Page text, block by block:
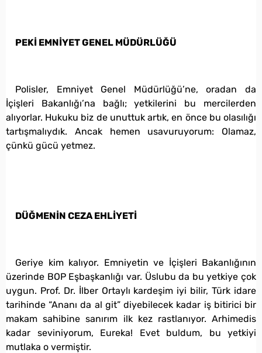
PEKİ EMNİYET GENEL MÜDÜRLÜĞÜ
Polisler, Emniyet Genel Müdürlüğü’ne, oradan da
İçişleri Bakanlığı’na bağlı; yetkilerini bu mercilerden
alıyorlar. Hukuku biz de unuttuk artık, en önce bu olasılığı
tartışmalıydık. Ancak hemen usavuruyorum: Olamaz,
çünkü gücü yetmez.
DÜĞMENİN CEZA EHLİYETİ
Geriye kim kalıyor. Emniyetin ve İçişleri Bakanlığının
üzerinde BOP Eşbaşkanlığı var. Üslubu da bu yetkiye çok
uygun. Prof. Dr. İlber Ortaylı kardeşim iyi bilir, Türk idare
tarihinde “Ananı da al git” diyebilecek kadar iş bitirici bir
makam sahibine sanırım ilk kez rastlanıyor. Arhimedis
kadar seviniyorum, Eureka! Evet buldum, bu yetkiyi
mutlaka o vermiştir.